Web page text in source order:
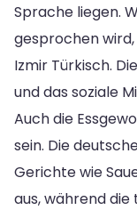
Sprache liegen.
gesprochen
Izmir Türkisch.
und das soziale
Auch die
sein. Die
Gerichte wie
aus, während